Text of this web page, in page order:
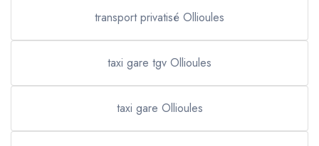
transport privatisé Ollioules
taxi gare tgv Ollioules
taxi gare Ollioules